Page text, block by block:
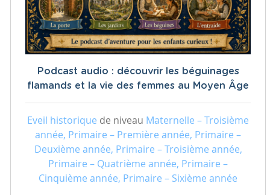
Podcast audio : découvrir les béguinages
flamands et la vie des femmes au Moyen Âge
Eveil historique de niveau Maternelle – Troisième
année, Primaire – Première année, Primaire –
Deuxième année, Primaire – Troisième année,
Primaire – Quatrième année, Primaire –
Cinquième année, Primaire – Sixième année